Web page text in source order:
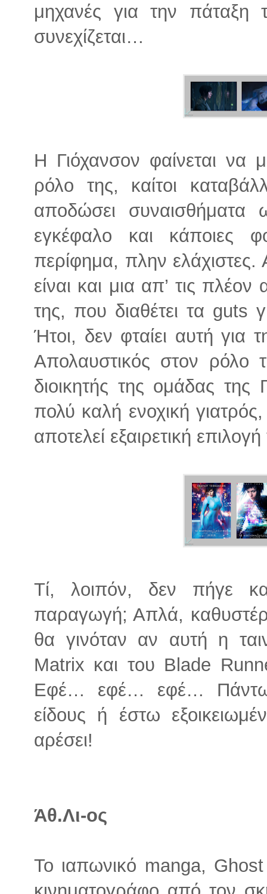
μηχανές για την πάταξη
συνεχίζεται…
Η Γιόχανσον φαίνεται να
ρόλο της, καίτοι
αποδώσει συναισθήματα
εγκέφαλο και κάποιες
περίφημα, πλην
είναι και μια απ’ τις
της, που διαθέτει τα guts
Ήτοι, δεν φταίει αυτή για
Απολαυστικός στον ρόλο
διοικητής της ομάδας της
πολύ καλή ενοχική
αποτελεί εξαιρετική
Τί, λοιπόν, δεν πήγε
παραγωγή; Απλά,
θα γινόταν αν αυτή η
Matrix και του Blade
Εφέ… εφέ… εφέ…
είδους ή έστω
αρέσει!
Άθ.Λι-ος
Το ιαπωνικό manga,